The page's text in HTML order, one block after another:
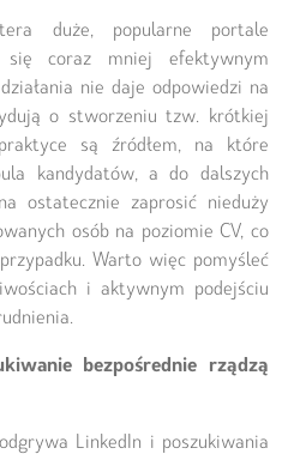
duże, popularne portale
się coraz mniej efektywnym
nie daje odpowiedzi na
o stworzeniu tzw. krótkiej
są źródłem, na które
kandydatów, a do dalszych
ostatecznie zaprosić nieduży
osób na poziomie CV, co
Warto więc pomyśleć
i aktywnym podejściu
bezpośrednie rządzą
LinkedIn i poszukiwania